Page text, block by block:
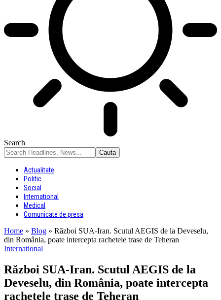
Search
Actualitate
Politic
Social
International
Medical
Comunicate de presa
Home » Blog » Război SUA-Iran. Scutul AEGIS de la Deveselu,
din România, poate intercepta rachetele trase de Teheran
International
Război SUA-Iran. Scutul AEGIS de la
Deveselu, din România, poate intercepta
rachetele trase de Teheran